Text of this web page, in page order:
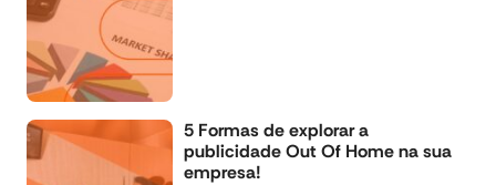
5 Formas de explorar a
publicidade Out Of Home na sua
empresa!